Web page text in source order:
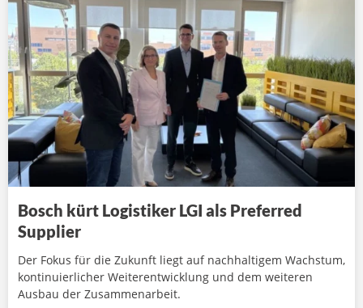
Bosch kürt Logistiker LGI als Preferred
Supplier
Der Fokus für die Zukunft liegt auf nachhaltigem Wachstum,
kontinuierlicher Weiterentwicklung und dem weiteren
Ausbau der Zusammenarbeit.